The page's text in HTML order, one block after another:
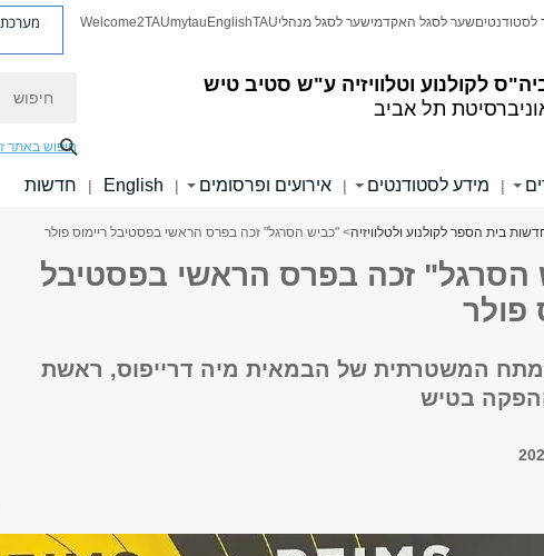
לקולנוע וטלוויזיה ע"ש סטיב טיש
תל אביב
לסטודנטיםשער לסגל האקדמישער לסגל מנהליTAU
English
mytau
Welcome2TAU מערכת
חיפוש באתר
| מידע לסטודנטים | אירועים ופרסומים |
English
| חדשות
בית הספר לקולנוע ולטלוויזיה> "כביש הסרגל" זכה בפרס הראשי בפסטיבל ריימוס פולר
הסרגל" זכה בפרס הראשי בפסטיבל
פולר
המשטרתית של הבמאית מיה דרייפוס, ראשת
בטיש